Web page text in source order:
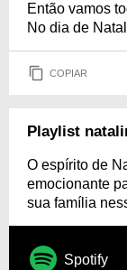
Então vamos
No dia de
COPIAR
Playlist
O espírito de
emocionante
sua família
Spotify